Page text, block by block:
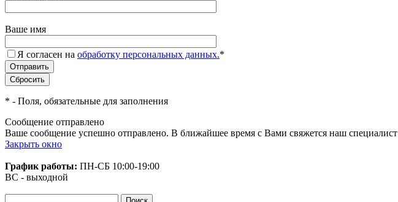
Ваше имя
Я согласен на обработку персональных данных.*
* - Поля, обязательные для заполнения
Сообщение отправлено
Ваше сообщение успешно отправлено. В ближайшее время с Вами свяжется наш специалист
Закрыть окно
График работы: ПН-СБ 10:00-19:00
ВС - выходной